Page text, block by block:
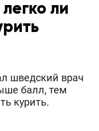
ли
шведский врач
балл, тем
курить.